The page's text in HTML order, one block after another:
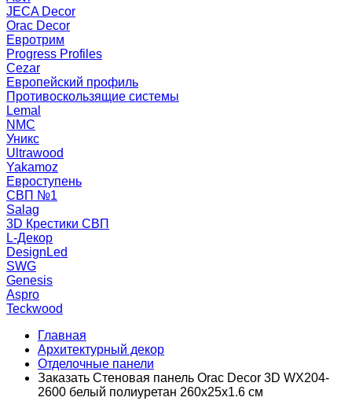
JECA Decor
Orac Decor
Евротрим
Progress Profiles
Cezar
Европейский профиль
Противоскользящие системы
Lemal
NMC
Уникс
Ultrawood
Yakamoz
Евроступень
СВП №1
Salag
3D Крестики СВП
L-Декор
DesignLed
SWG
Genesis
Aspro
Teckwood
Главная
Архитектурный декор
Отделочные панели
Заказать Стеновая панель Orac Decor 3D WX204-
2600 белый полиуретан 260x25x1.6 см